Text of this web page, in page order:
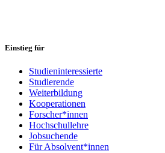
Einstieg für
Studieninteressierte
Studierende
Weiterbildung
Kooperationen
Forscher*innen
Hochschullehre
Jobsuchende
Für Absolvent*innen